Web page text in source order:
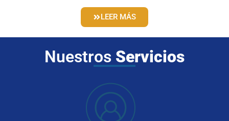
LEER MÁS
Nuestros Servicios